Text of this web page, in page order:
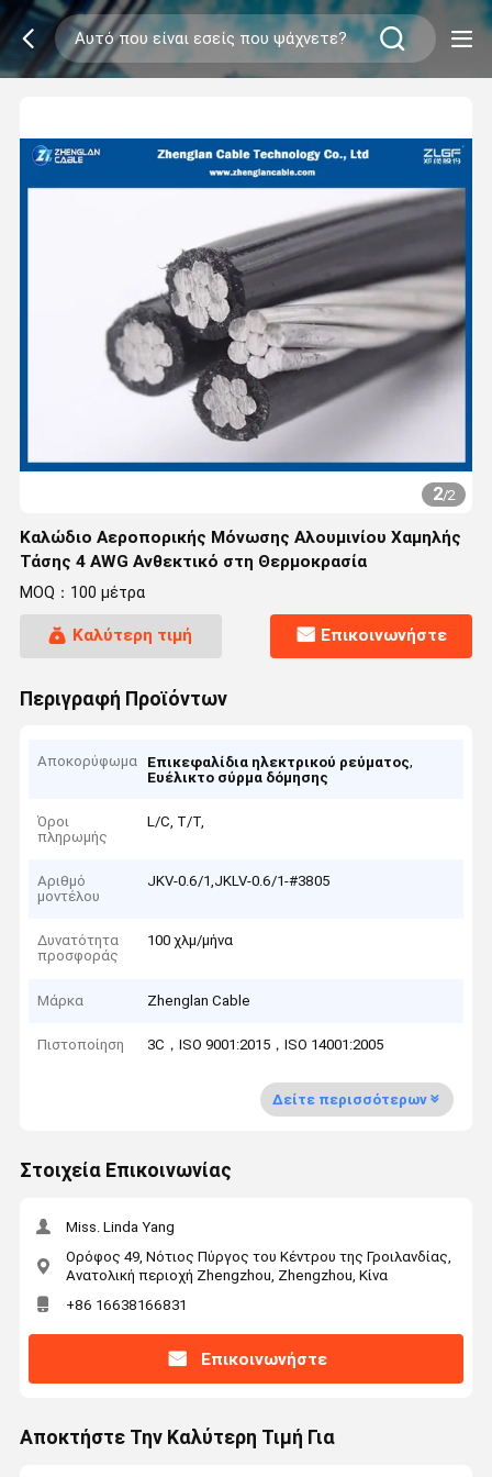
2/2
Καλώδιο Αεροπορικής Μόνωσης Αλουμινίου Χαμηλής
Τάσης 4 AWG Ανθεκτικό στη Θερμοκρασία
MOQ：100 μέτρα
Καλύτερη τιμή Επικοινωνήστε
Περιγραφή Προϊόντων
Αποκορύφωμα Επικεφαλίδια ηλεκτρικού ρεύματος,
Ευέλικτο σύρμα δόμησης
Όροι
πληρωμής
L/C, T/T,
Αριθμό
μοντέλου
JKV-0.6/1,JKLV-0.6/1-#3805
Δυνατότητα
προσφοράς
100 χλμ/μήνα
Μάρκα Zhenglan Cable
Πιστοποίηση 3C，ISO 9001:2015，ISO 14001:2005
Δείτε περισσότερων
Στοιχεία Επικοινωνίας
Miss. Linda Yang
Ορόφος 49, Νότιος Πύργος του Κέντρου της Γροιλανδίας,
Ανατολική περιοχή Zhengzhou, Zhengzhou, Κίνα
+86 16638166831
Επικοινωνήστε
Αποκτήστε Την Καλύτερη Τιμή Για